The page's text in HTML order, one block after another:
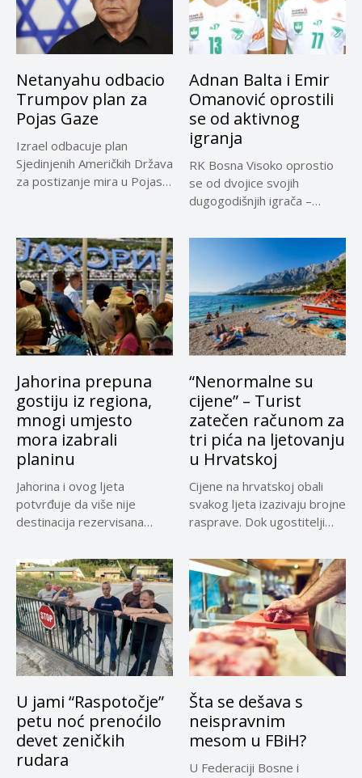
Netanyahu odbacio
Trumpov plan za
Pojas Gaze
Izrael odbacuje plan
Sjedinjenih Američkih Država
za postizanje mira u Pojasu
Adnan Balta i Emir
Omanović oprostili
se od aktivnog
igranja
RK Bosna Visoko oprostio
se od dvojice svojih
dugogodišnjih igrača –
Jahorina prepuna
gostiju iz regiona,
mnogi umjesto
mora izabrali
planinu
Jahorina i ovog ljeta
potvrđuje da više nije
destinacija rezervisana
“Nenormalne su
cijene” – Turist
zatečen računom za
tri pića na ljetovanju
u Hrvatskoj
Cijene na hrvatskoj obali
svakog ljeta izazivaju brojne
rasprave. Dok ugostitelji
U jami “Raspotočje”
petu noć prenoćilo
devet zeničkih
rudara
Šta se dešava s
neispravnim
mesom u FBiH?
U Federaciji Bosne i